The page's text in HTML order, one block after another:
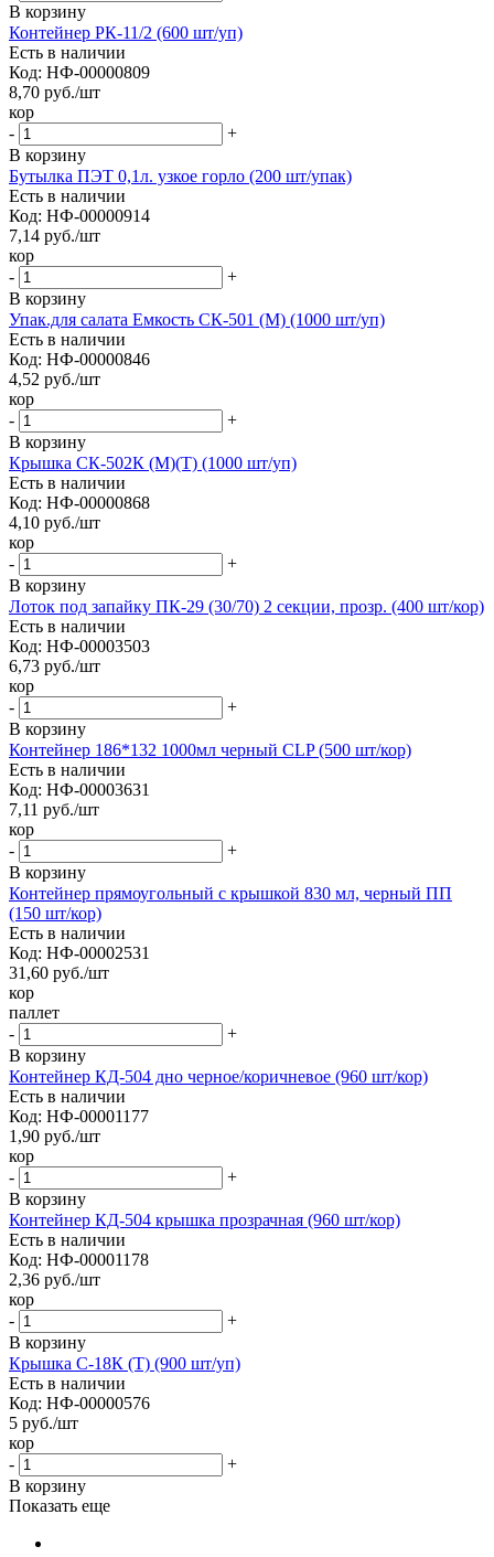
В корзину
Контейнер РК-11/2 (600 шт/уп)
Есть в наличии
Код: НФ-00000809
8,70 руб./шт
кор
-
+
В корзину
Бутылка ПЭТ 0,1л. узкое горло (200 шт/упак)
Есть в наличии
Код: НФ-00000914
7,14 руб./шт
кор
-
+
В корзину
Упак.для салата Емкость СК-501 (М) (1000 шт/уп)
Есть в наличии
Код: НФ-00000846
4,52 руб./шт
кор
-
+
В корзину
Крышка СК-502К (М)(Т) (1000 шт/уп)
Есть в наличии
Код: НФ-00000868
4,10 руб./шт
кор
-
+
В корзину
Лоток под запайку ПК-29 (30/70) 2 секции, прозр. (400 шт/кор)
Есть в наличии
Код: НФ-00003503
6,73 руб./шт
кор
-
+
В корзину
Контейнер 186*132 1000мл черный CLP (500 шт/кор)
Есть в наличии
Код: НФ-00003631
7,11 руб./шт
кор
-
+
В корзину
Контейнер прямоугольный с крышкой 830 мл, черный ПП
(150 шт/кор)
Есть в наличии
Код: НФ-00002531
31,60 руб./шт
кор
паллет
-
+
В корзину
Контейнер КД-504 дно черное/коричневое (960 шт/кор)
Есть в наличии
Код: НФ-00001177
1,90 руб./шт
кор
-
+
В корзину
Контейнер КД-504 крышка прозрачная (960 шт/кор)
Есть в наличии
Код: НФ-00001178
2,36 руб./шт
кор
-
+
В корзину
Крышка С-18К (Т) (900 шт/уп)
Есть в наличии
Код: НФ-00000576
5 руб./шт
кор
-
+
В корзину
Показать еще